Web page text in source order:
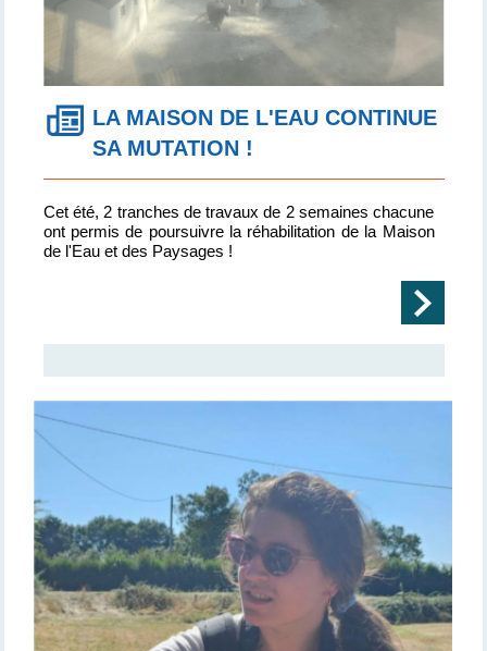
LA MAISON DE L'EAU CONTINUE
SA MUTATION !
Cet été, 2 tranches de travaux de 2 semaines chacune
ont permis de poursuivre la réhabilitation de la Maison
de l'Eau et des Paysages !